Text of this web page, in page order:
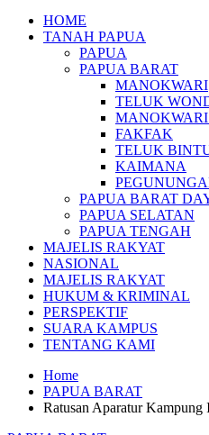
HOME
TANAH PAPUA
PAPUA
PAPUA BARAT
MANOKWARI
TELUK
FAKFAK
TELUK
KAIMANA
PAPUA BARAT
PAPUA SELATAN
PAPUA TENGAH
MAJELIS RAKYAT
NASIONAL
MAJELIS RAKYAT
HUKUM & KRIMINAL
PERSPEKTIF
SUARA KAMPUS
TENTANG KAMI
Home
PAPUA BARAT
Ratusan Aparatur